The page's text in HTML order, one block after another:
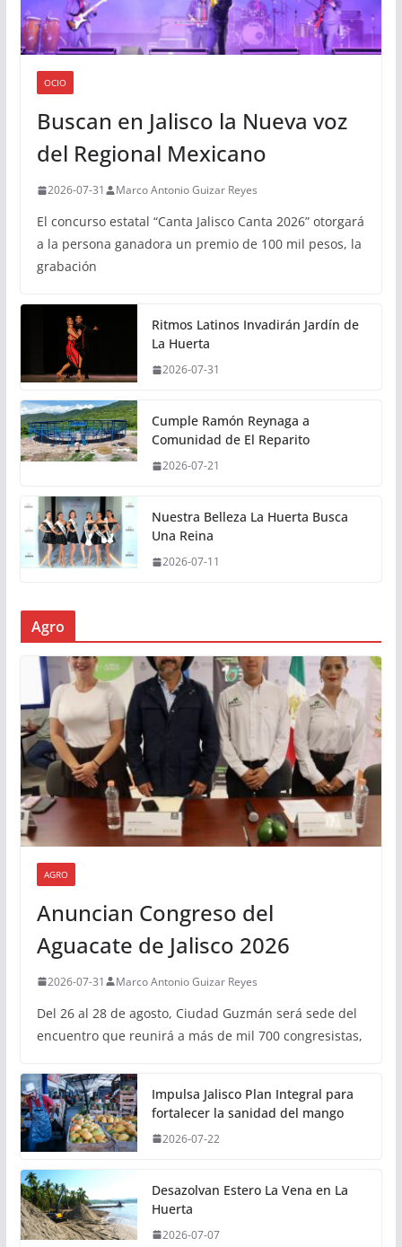
OCIO
Buscan en Jalisco la Nueva voz
del Regional Mexicano
2026-07-31 Marco Antonio Guizar Reyes
El concurso estatal “Canta Jalisco Canta 2026” otorgará
a la persona ganadora un premio de 100 mil pesos, la
grabación
Ritmos Latinos Invadirán Jardín de
La Huerta
2026-07-31
Cumple Ramón Reynaga a
Comunidad de El Reparito
2026-07-21
Nuestra Belleza La Huerta Busca
Una Reina
2026-07-11
Agro
AGRO
Anuncian Congreso del
Aguacate de Jalisco 2026
2026-07-31 Marco Antonio Guizar Reyes
Del 26 al 28 de agosto, Ciudad Guzmán será sede del
encuentro que reunirá a más de mil 700 congresistas,
Impulsa Jalisco Plan Integral para
fortalecer la sanidad del mango
2026-07-22
Desazolvan Estero La Vena en La
Huerta
2026-07-07